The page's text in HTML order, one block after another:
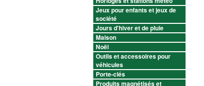
Jeux pour enfants et jeux de
société
Jours d'hiver et de pluie
Maison
Noël
Outils et accessoires pour
véhicules
Porte-clés
Produits magnétisés et